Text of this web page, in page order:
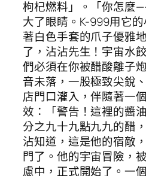
枸杞燃料」。「你怎麼
大了眼睛。K-999用它
著白色手套的爪子優雅
了，沾沾先生！宇宙水
們必須在你被醋酸離子
音未落，一股極致尖銳
店門口灌入，伴隨著一
效：「警告！這裡的醬
分之九十九點九九的醋
沾知道，這是他的宿敵
門了。他的宇宙冒險，
慮中，正式開始了。一